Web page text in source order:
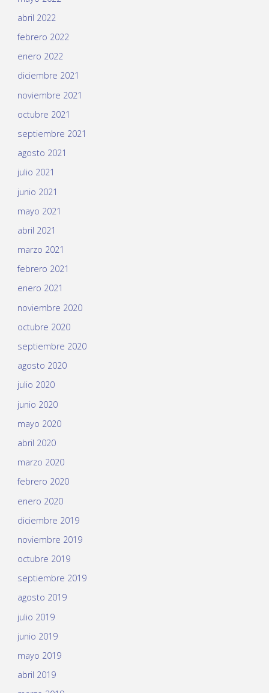
abril 2022
febrero 2022
enero 2022
diciembre 2021
noviembre 2021
octubre 2021
septiembre 2021
agosto 2021
julio 2021
junio 2021
mayo 2021
abril 2021
marzo 2021
febrero 2021
enero 2021
noviembre 2020
octubre 2020
septiembre 2020
agosto 2020
julio 2020
junio 2020
mayo 2020
abril 2020
marzo 2020
febrero 2020
enero 2020
diciembre 2019
noviembre 2019
octubre 2019
septiembre 2019
agosto 2019
julio 2019
junio 2019
mayo 2019
abril 2019